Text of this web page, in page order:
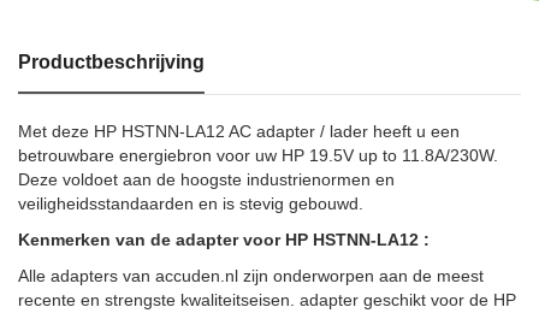
Productbeschrijving
Met deze HP HSTNN-LA12 AC adapter / lader heeft u een
betrouwbare energiebron voor uw HP 19.5V up to 11.8A/230W.
Deze voldoet aan de hoogste industrienormen en
veiligheidsstandaarden en is stevig gebouwd.
Kenmerken van de adapter voor HP HSTNN-LA12 :
Alle adapters van accuden.nl zijn onderworpen aan de meest
recente en strengste kwaliteitseisen. adapter geschikt voor de HP